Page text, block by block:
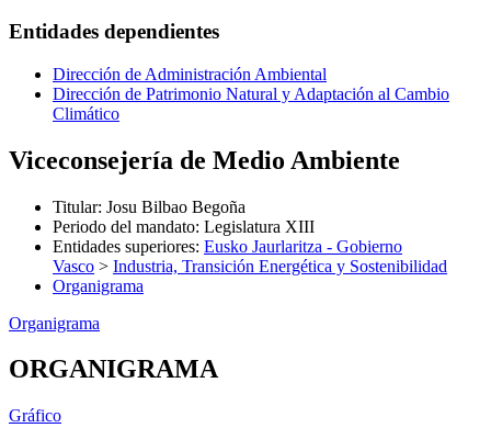
Entidades dependientes
Dirección de Administración Ambiental
Dirección de Patrimonio Natural y Adaptación al Cambio
Climático
Viceconsejería de Medio Ambiente
Titular: Josu Bilbao Begoña
Periodo del mandato: Legislatura XIII
Entidades superiores: Eusko Jaurlaritza - Gobierno
Vasco > Industria, Transición Energética y Sostenibilidad
Organigrama
Organigrama
ORGANIGRAMA
Gráfico